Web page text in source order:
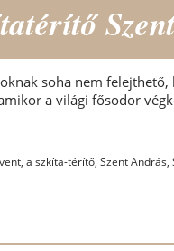
soha nem
a világi fősodor
, a szkíta-térítő, Szent András,